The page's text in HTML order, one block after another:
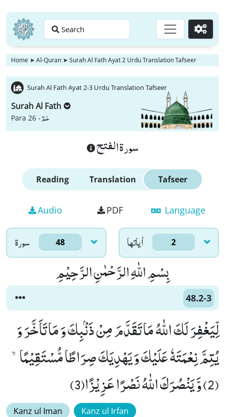
Search Go
Home ➤ Al-Quran ➤ Surah Al Fath Ayat 2 Urdu Translation Tafseer
Surah Al Fath Ayat 2-3 Urdu Translation Tafseer
Surah Al Fath
Para 26 -حٰمٓ
سورة الفتح
Reading Translation Tafseer
Audio PDF Language
سورۃ 48 اٰياتها 2
بِسْمِ اللّٰهِ الرَّحْمٰنِ الرَّحِیْمِ
48.2-3
لِّیَغْفِرَ لَكَ اللّٰهُ مَا تَقَدَّمَ مِنْ ذَنْۢبِكَ وَ مَا تَاَخَّرَ وَ
یُتِمَّ نِعْمَتَهٗ عَلَیْكَ وَ یَهْدِیَكَ صِرَاطًا مُّسْتَقِیْمًاۙ
(2) وَّ یَنْصُرَكَ اللّٰهُ نَصْرًا عَزِیْزًا(3)
Kanz ul Iman Kanz ul Irfan